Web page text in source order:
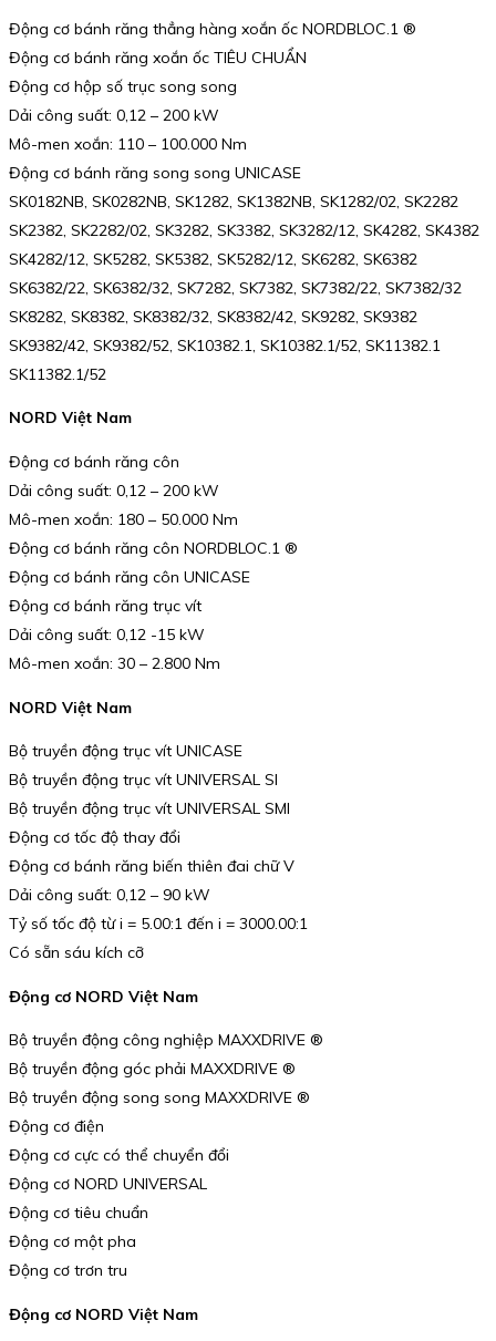
Động cơ bánh răng thẳng hàng xoắn ốc NORDBLOC.1 ®
Động cơ bánh răng xoắn ốc TIÊU CHUẨN
Động cơ hộp số trục song song
Dải công suất: 0,12 – 200 kW
Mô-men xoắn: 110 – 100.000 Nm
Động cơ bánh răng song song UNICASE
SK0182NB, SK0282NB, SK1282, SK1382NB, SK1282/02, SK2282
SK2382, SK2282/02, SK3282, SK3382, SK3282/12, SK4282, SK4382
SK4282/12, SK5282, SK5382, SK5282/12, SK6282, SK6382
SK6382/22, SK6382/32, SK7282, SK7382, SK7382/22, SK7382/32
SK8282, SK8382, SK8382/32, SK8382/42, SK9282, SK9382
SK9382/42, SK9382/52, SK10382.1, SK10382.1/52, SK11382.1
SK11382.1/52
NORD Việt Nam
Động cơ bánh răng côn
Dải công suất: 0,12 – 200 kW
Mô-men xoắn: 180 – 50.000 Nm
Động cơ bánh răng côn NORDBLOC.1 ®
Động cơ bánh răng côn UNICASE
Động cơ bánh răng trục vít
Dải công suất: 0,12 -15 kW
Mô-men xoắn: 30 – 2.800 Nm
NORD Việt Nam
Bộ truyền động trục vít UNICASE
Bộ truyền động trục vít UNIVERSAL SI
Bộ truyền động trục vít UNIVERSAL SMI
Động cơ tốc độ thay đổi
Động cơ bánh răng biến thiên đai chữ V
Dải công suất: 0,12 – 90 kW
Tỷ số tốc độ từ i = 5.00:1 đến i = 3000.00:1
Có sẵn sáu kích cỡ
Động cơ NORD Việt Nam
Bộ truyền động công nghiệp MAXXDRIVE ®
Bộ truyền động góc phải MAXXDRIVE ®
Bộ truyền động song song MAXXDRIVE ®
Động cơ điện
Động cơ cực có thể chuyển đổi
Động cơ NORD UNIVERSAL
Động cơ tiêu chuẩn
Động cơ một pha
Động cơ trơn tru
Động cơ NORD Việt Nam